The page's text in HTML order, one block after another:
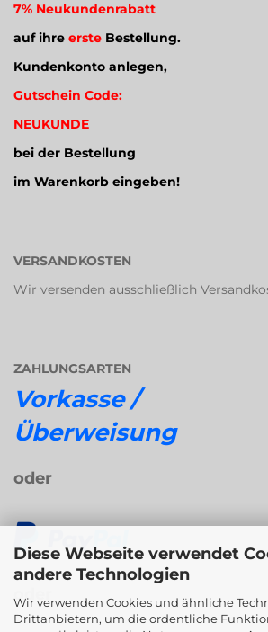
Diese Webseite verwendet
andere Technologien
Wir verwenden Cookies und ähnliche
Drittanbietern, um die ordentliche
7% Neukundenrabatt
auf ihre erste Bestellung.
Kundenkonto anlegen,
Gutschein Code:
NEUKUNDE
bei der Bestellung
im Warenkorb eingeben!
VERSANDKOSTEN
Wir versenden ausschließlich
ZAHLUNGSARTEN
Vorkasse /
Überweisung
oder
oder